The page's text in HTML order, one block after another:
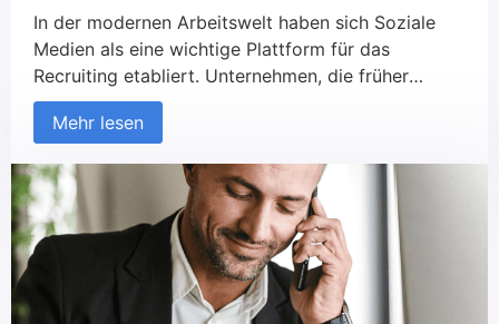
In der modernen Arbeitswelt haben sich Soziale
Medien als eine wichtige Plattform für das
Recruiting etabliert. Unternehmen, die früher
ausschließlich auf traditionelle Kanäle wie
Jobportale und Printmedien gesetzt haben, nutzen
finden und mit potenziellen Kandidaten in Kontakt
zu treten. Diese Entwicklung betrifft sowohl den
B2C- als auch den B2B-Bereich. Aber was macht
das Recruiting über Soziale Medien so erfolgreich
und worauf sollte geachtet werden?
Mehr lesen